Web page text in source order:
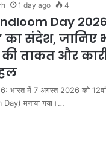
1 day ago 4
Day
का संदेश, जानिए
की ताकत और
भारत में 7 अगस्त 2026 को 12वां
मनाया गया।…